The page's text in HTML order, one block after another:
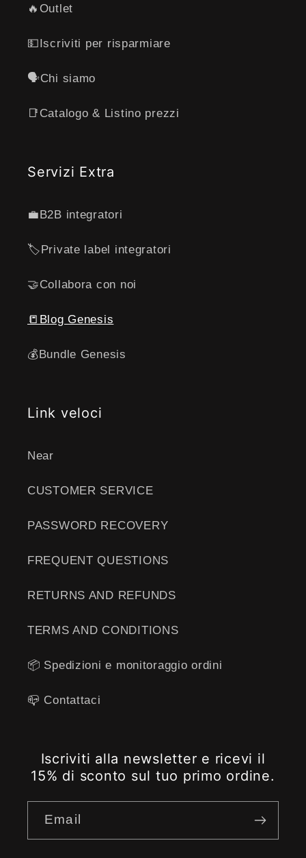
🔥Outlet
💵Iscriviti per risparmiare
🗣️Chi siamo
📑Catalogo & Listino prezzi
Servizi Extra
💼B2B integratori
🏷️Private label integratori
🤝Collabora con noi
📒Blog Genesis
💰Bundle Genesis
Link veloci
Near
CUSTOMER SERVICE
PASSWORD RECOVERY
FREQUENT QUESTIONS
RETURNS AND REFUNDS
TERMS AND CONDITIONS
📦 Spedizioni e monitoraggio ordini
📪 ​​Contattaci
Iscriviti alla newsletter e ricevi il
15% di sconto sul tuo primo ordine.
Email